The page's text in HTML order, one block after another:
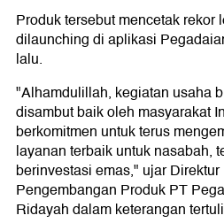
Produk tersebut mencetak
dilaunching di aplikasi
lalu.
"Alhamdulillah, kegiatan usaha
disambut baik oleh masyarakat
berkomitmen untuk terus
layanan terbaik untuk nasabah,
berinvestasi emas," ujar
Pengembangan Produk PT
Ridayah dalam keterangan